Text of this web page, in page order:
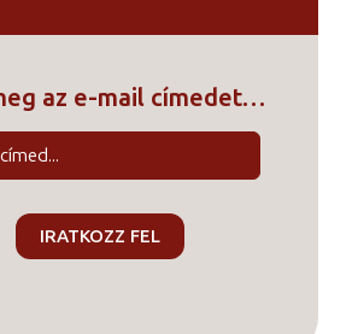
az e-mail címedet…